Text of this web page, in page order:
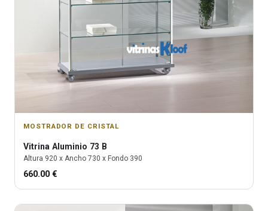
MOSTRADOR DE CRISTAL
Vitrina Aluminio 73 B
Altura 920 x Ancho 730 x Fondo 390
660.00 €